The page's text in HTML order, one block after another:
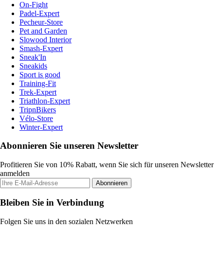
On-Fight
Padel-Expert
Pecheur-Store
Pet and Garden
Slowood Interior
Smash-Expert
Sneak'In
Sneakids
Sport is good
Training-Fit
Trek-Expert
Triathlon-Expert
TripnBikers
Vélo-Store
Winter-Expert
Abonnieren Sie unseren Newsletter
Profitieren Sie von 10% Rabatt, wenn Sie sich für unseren Newsletter
anmelden
Abonnieren
Bleiben Sie in Verbindung
Folgen Sie uns in den sozialen Netzwerken